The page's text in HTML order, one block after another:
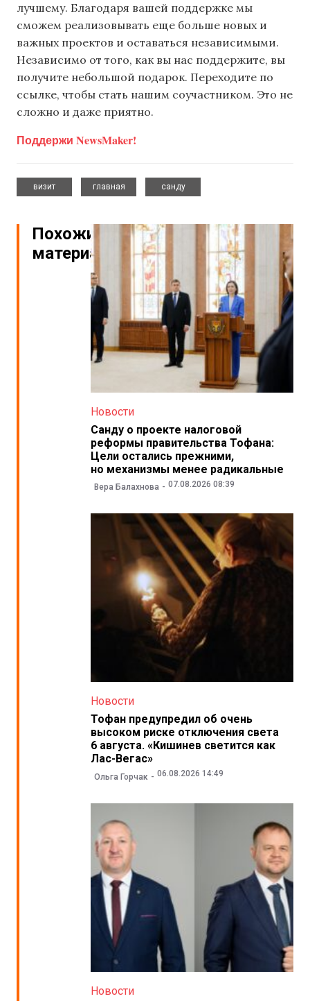
лучшему. Благодаря вашей поддержке мы
сможем реализовывать еще больше новых и
важных проектов и оставаться независимыми.
Независимо от того, как вы нас поддержите, вы
получите небольшой подарок. Переходите по
ссылке, чтобы стать нашим соучастником. Это не
сложно и даже приятно.
Поддержи NewsMaker!
визит
главная
санду
Похожие
материалы
Новости
Санду о проекте налоговой
реформы правительства Тофана:
Цели остались прежними,
но механизмы менее радикальные
Вера Балахнова 07.08.2026 08:39
Новости
Тофан предупредил об очень
высоком риске отключения света
6 августа. «Кишинев светится как
Лас-Вегас»
Ольга Горчак 06.08.2026 14:49
Новости